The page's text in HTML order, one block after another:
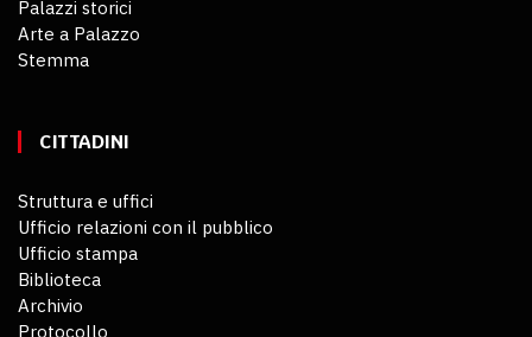
Palazzi storici
Arte a Palazzo
Stemma
CITTADINI
Struttura e uffici
Ufficio relazioni con il pubblico
Ufficio stampa
Biblioteca
Archivio
Protocollo